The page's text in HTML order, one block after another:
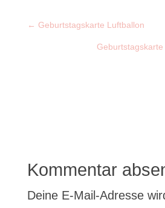
← Geburtstagskarte Luftballon
Kommentar
Deine E-Mail-Adresse